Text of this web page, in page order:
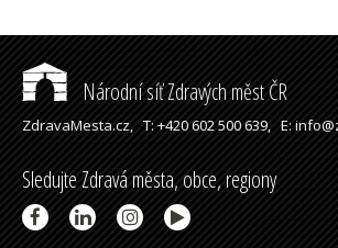
Národní síť Zdravých měst ČR
ZdravaMesta.cz,T: +420 602 500 639,E:
Sledujte Zdravá města, obce, regiony